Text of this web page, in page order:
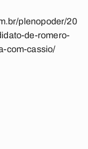
plenopoder/20
de-romero-
com-cassio/